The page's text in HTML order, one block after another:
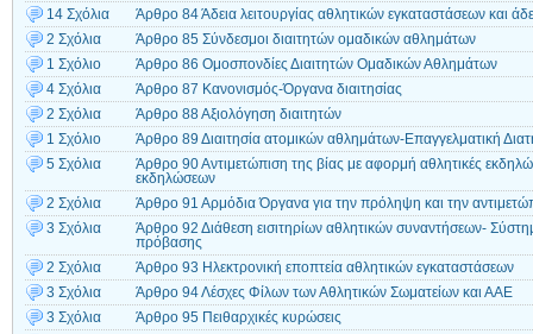
14 Σχόλια
Άρθρο 84 Άδεια λειτουργίας αθλητικών εγκαταστάσεων και
2 Σχόλια
Άρθρο 85 Σύνδεσμοι διαιτητών ομαδικών αθλημάτων
1 Σχόλιο
Άρθρο 86 Ομοσπονδίες Διαιτητών Ομαδικών Αθλημάτων
4 Σχόλια
Άρθρο 87 Κανονισμός-Όργανα διαιτησίας
2 Σχόλια
Άρθρο 88 Αξιολόγηση διαιτητών
1 Σχόλιο
Άρθρο 89 Διαιτησία ατομικών αθλημάτων-Επαγγελματική
5 Σχόλια
Άρθρο 90 Αντιμετώπιση της βίας με αφορμή αθλητικές
εκδηλώσεων
2 Σχόλια
Άρθρο 91 Αρμόδια Όργανα για την πρόληψη και την
3 Σχόλια
Άρθρο 92 Διάθεση εισιτηρίων αθλητικών συναντήσεων-
πρόβασης
2 Σχόλια
Άρθρο 93 Ηλεκτρονική εποπτεία αθλητικών εγκαταστάσεων
3 Σχόλια
Άρθρο 94 Λέσχες Φίλων των Αθλητικών Σωματείων και ΑΑΕ
3 Σχόλια
Άρθρο 95 Πειθαρχικές κυρώσεις